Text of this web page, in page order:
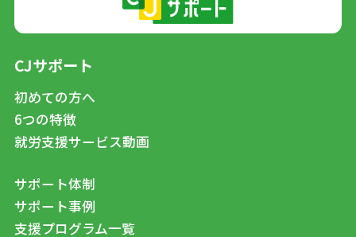
CJサポート
初めての方へ
6つの特徴
就労支援サービス動画
サポート体制
サポート事例
支援プログラム一覧